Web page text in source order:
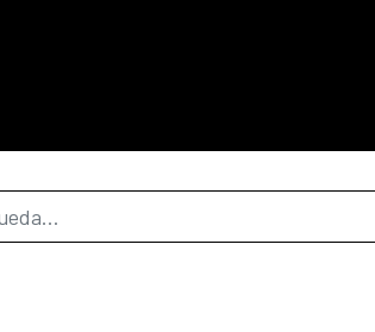
búsqueda